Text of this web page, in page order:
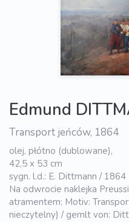
Edmund
Transport jeńców, 1864
olej, płótno (dublowane),
42,5 x 53 cm
sygn. l.d.: E. Dittmann / 1864
Na odwrocie naklejka
atramentem: Motiv:
nieczytelny) / gemlt von: